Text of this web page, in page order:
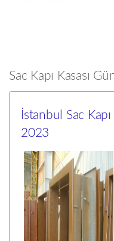
Sac Kapı Kasası
İstanbul Sac
2023